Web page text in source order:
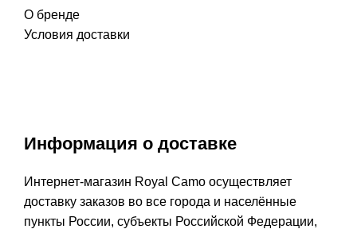
О бренде
Условия доставки
Информация о доставке
Интернет-магазин Royal Camo осуществляет
доставку заказов во все города и населённые
пункты России, субъекты Российской Федерации,